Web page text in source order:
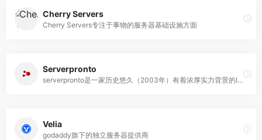
Cherry Servers
Cherry Servers专注于事物的服务器基础设施方面
Serverpronto
serverpronto是一家历史悠久（2003年）有着浓厚实力背景的IDC，提供专业的服务器出租
Velia
godaddy旗下的独立服务器提供商